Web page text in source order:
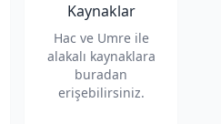
Kaynaklar
Hac ve Umre ile
alakalı kaynaklara
buradan
erişebilirsiniz.